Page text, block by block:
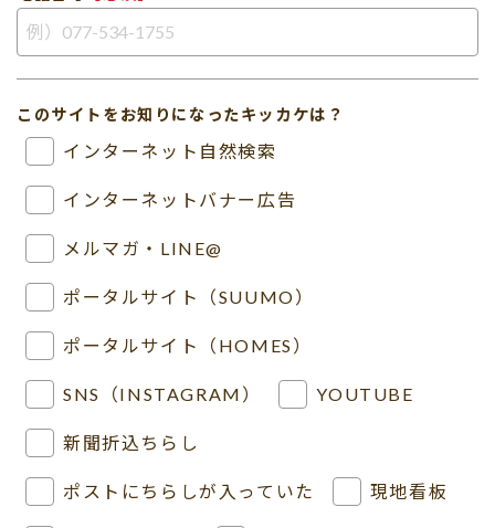
このサイトをお知りになったキッカケは？
インターネット自然検索
インターネットバナー広告
メルマガ・LINE@
ポータルサイト（SUUMO）
ポータルサイト（HOMES）
SNS（INSTAGRAM） YOUTUBE
新聞折込ちらし
ポストにちらしが入っていた 現地看板